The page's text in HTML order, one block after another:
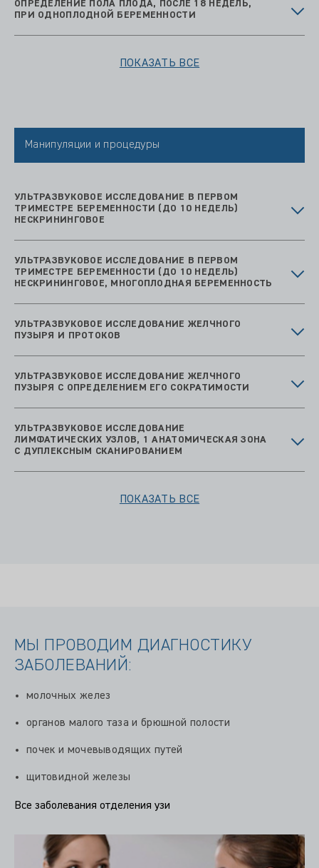
ОПРЕДЕЛЕНИЕ ПОЛА ПЛОДА, ПОСЛЕ 18 НЕДЕЛЬ,
ПРИ ОДНОПЛОДНОЙ БЕРЕМЕННОСТИ
ПОКАЗАТЬ ВСЕ
Манипуляции и процедуры
УЛЬТРАЗВУКОВОЕ ИССЛЕДОВАНИЕ В ПЕРВОМ
ТРИМЕСТРЕ БЕРЕМЕННОСТИ (ДО 10 НЕДЕЛЬ)
НЕСКРИНИНГОВОЕ
УЛЬТРАЗВУКОВОЕ ИССЛЕДОВАНИЕ В ПЕРВОМ
ТРИМЕСТРЕ БЕРЕМЕННОСТИ (ДО 10 НЕДЕЛЬ)
НЕСКРИНИНГОВОЕ, МНОГОПЛОДНАЯ БЕРЕМЕННОСТЬ
УЛЬТРАЗВУКОВОЕ ИССЛЕДОВАНИЕ ЖЕЛЧНОГО
ПУЗЫРЯ И ПРОТОКОВ
УЛЬТРАЗВУКОВОЕ ИССЛЕДОВАНИЕ ЖЕЛЧНОГО
ПУЗЫРЯ С ОПРЕДЕЛЕНИЕМ ЕГО СОКРАТИМОСТИ
УЛЬТРАЗВУКОВОЕ ИССЛЕДОВАНИЕ
ЛИМФАТИЧЕСКИХ УЗЛОВ, 1 АНАТОМИЧЕСКАЯ ЗОНА
С ДУПЛЕКСНЫМ СКАНИРОВАНИЕМ
ПОКАЗАТЬ ВСЕ
МЫ ПРОВОДИМ ДИАГНОСТИКУ
ЗАБОЛЕВАНИЙ:
молочных желез
органов малого таза и брюшной полости
почек и мочевыводящих путей
щитовидной железы
Все заболевания отделения узи